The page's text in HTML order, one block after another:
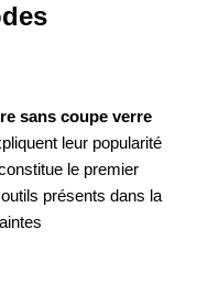
sans coupe verre
leur popularité
le premier
présents dans la